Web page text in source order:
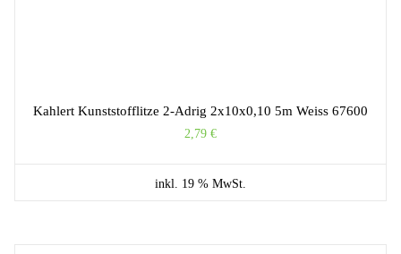
Kahlert Kunststofflitze 2-Adrig 2x10x0,10 5m Weiss 67600
2,79 €
inkl. 19 % MwSt.